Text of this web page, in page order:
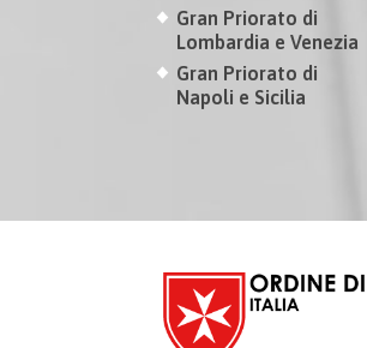
Gran Priorato di
Lombardia e Venezia
Gran Priorato di
Napoli e Sicilia